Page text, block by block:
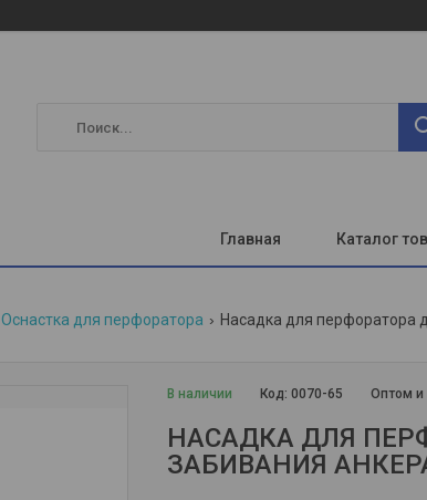
Главная Каталог
Оснастка для перфоратора Насадка для перфоратора
В наличии Оптом и
Код:0070-65
НАСАДКА ДЛЯ
ЗАБИВАНИЯ АНКЕРА